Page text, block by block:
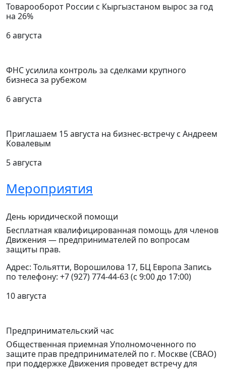
Товарооборот России с Кыргызстаном вырос за год
на 26%
6 августа
ФНС усилила контроль за сделками крупного
бизнеса за рубежом
6 августа
Приглашаем 15 августа на бизнес-встречу с Андреем
Ковалевым
5 августа
Мероприятия
День юридической помощи
Бесплатная квалифицированная помощь для членов
Движения — предпринимателей по вопросам
защиты прав.
Адрес: Тольятти, Ворошилова 17, БЦ Европа Запись
по телефону: +7 (927) 774-44-63 (с 9:00 до 17:00)
10 августа
Предпринимательский час
Общественная приемная Уполномоченного по
защите прав предпринимателей по г. Москве (СВАО)
при поддержке Движения проведет встречу для